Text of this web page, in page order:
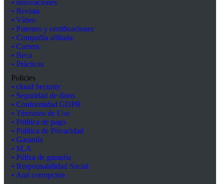
• innovaciones
• Revista
• Vídeo
• Patentes y certificaciones
• Compañía afiliada
• Carrera
• Beca
• Prácticas
Policies
• cloud Security
• Seguridad de datos
• Conformidad GDPR
• Términos de Uso
• Política de pago
• Política de Privacidad
• Garantía
• SLA
• Póliza de garantía
• Responsabilidad Social
• Anti corrupcion